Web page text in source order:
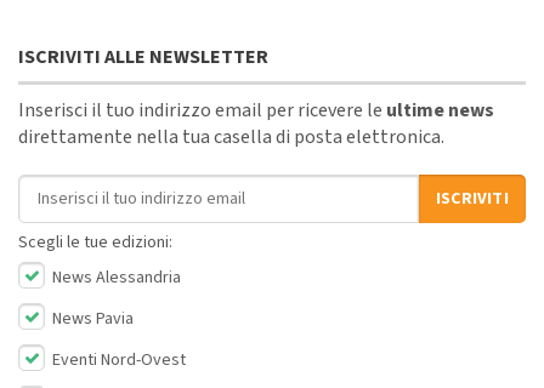
ISCRIVITI ALLE NEWSLETTER
Inserisci il tuo indirizzo email per ricevere le ultime news
direttamente nella tua casella di posta elettronica.
Indirizzo email
ISCRIVITI
Scegli le tue edizioni:
News Alessandria
News Pavia
Eventi Nord-Ovest